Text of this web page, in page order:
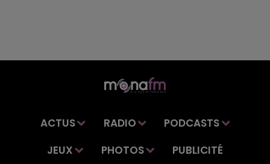
ACTUS RADIO
PODCASTS
JEUX
PHOTOS PUBLICITÉ